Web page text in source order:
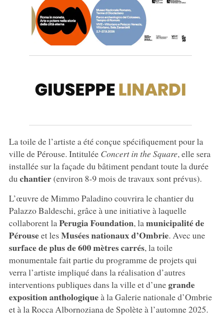
La toile de l’artiste a été conçue spécifiquement pour la
ville de Pérouse. IntituléeConcert in the Square, elle sera
installée sur la façade du bâtiment pendant toute la durée
du chantier(environ 8-9 mois de travaux sont prévus).
L’œuvre de Mimmo Paladino couvrira le chantier du
Palazzo Baldeschi, grâce à une initiative à laquelle
collaborent la Perugia Foundation, la municipalité de
Pérouseet les Musées nationaux d’Ombrie. Avec une
surface de plus de 600 mètres carrés, la toile
monumentale fait partie du programme de projets qui
verra l’artiste impliqué dans la réalisation d’autres
interventions publiques dans la ville et d’unegrande
exposition anthologiqueà la Galerie nationale d’Ombrie
et à la Rocca Albornoziana de Spolète à l’automne 2025.